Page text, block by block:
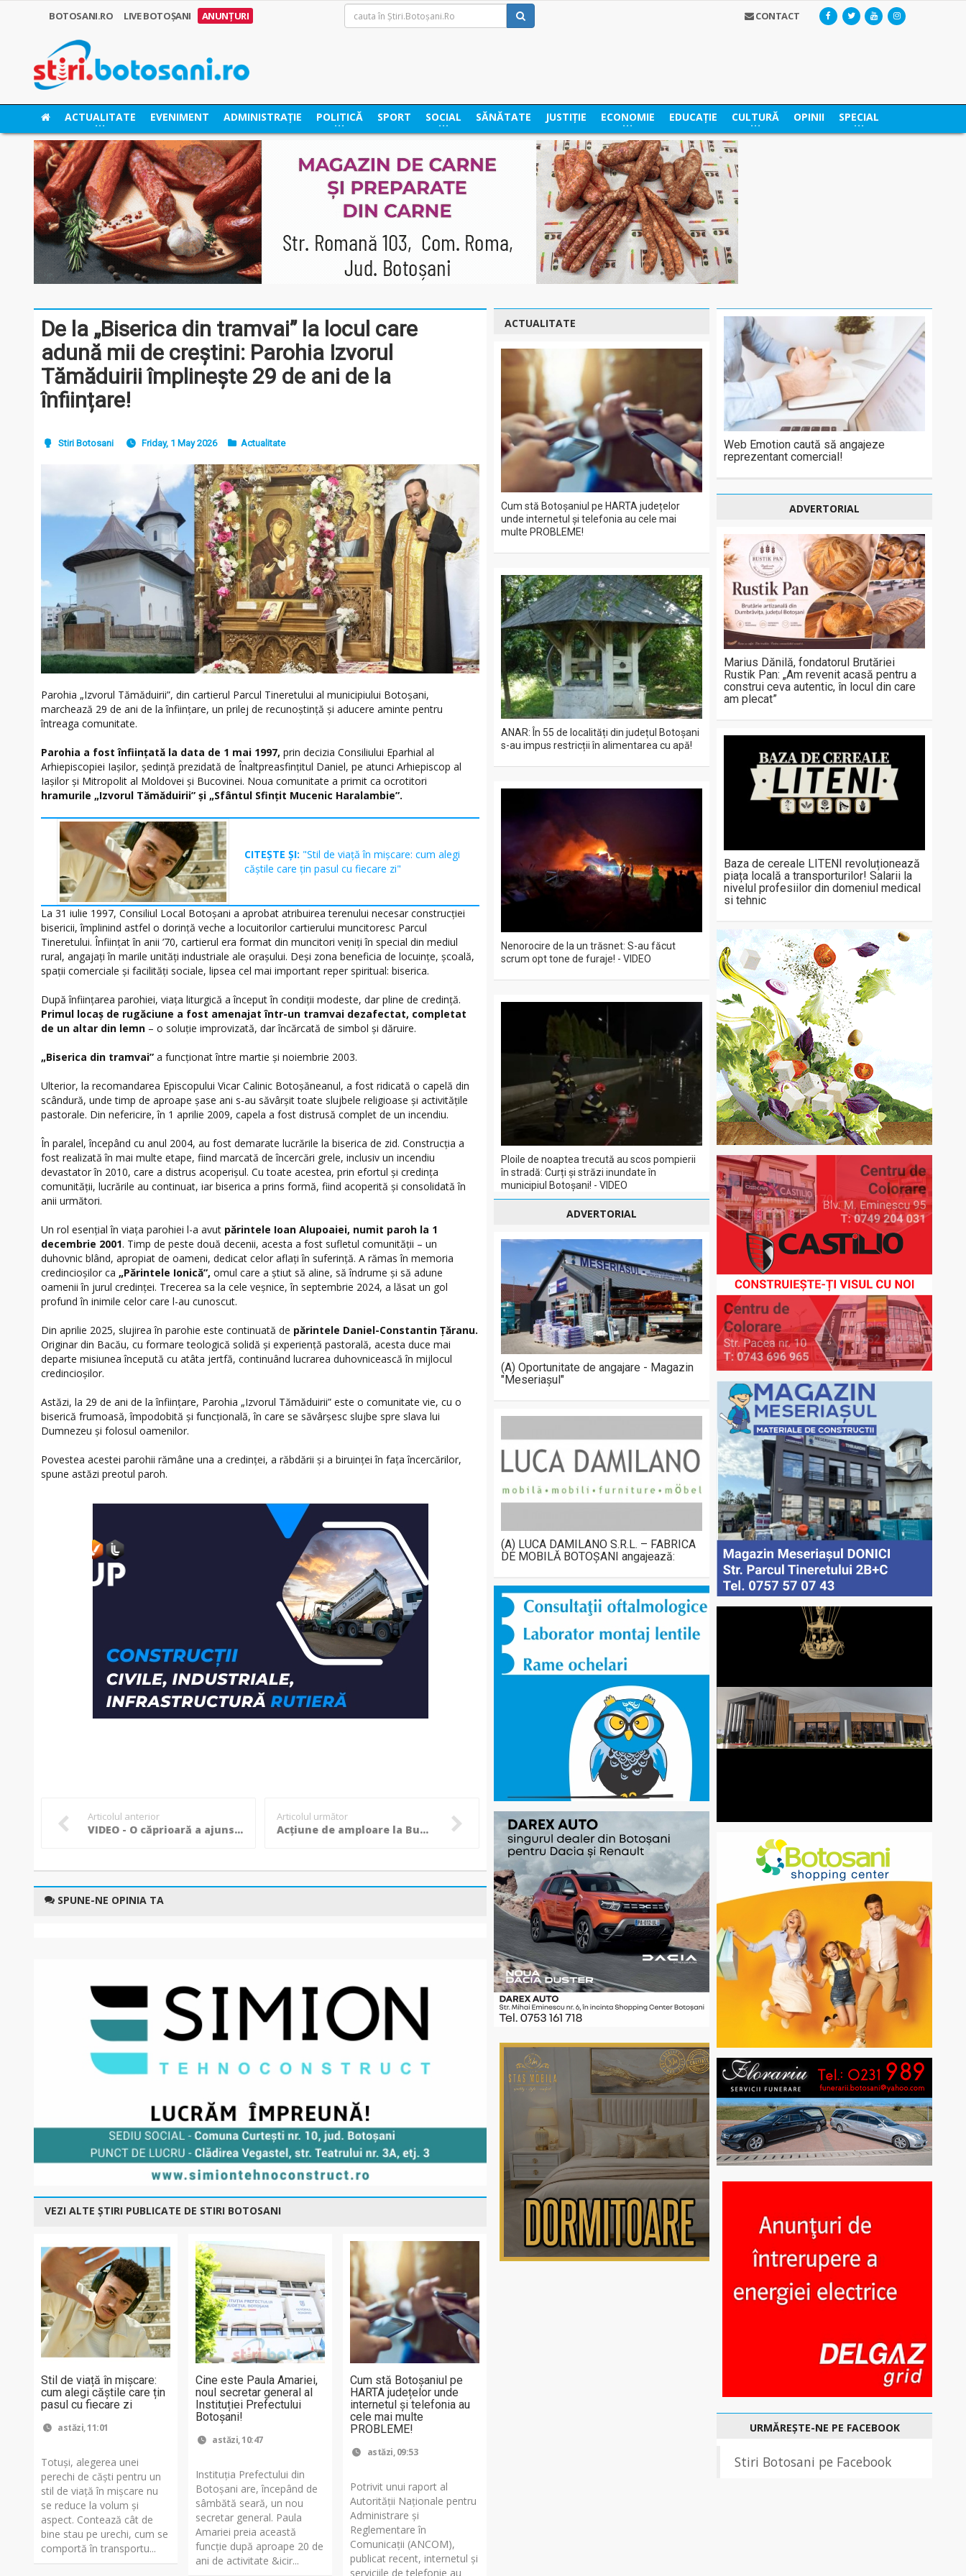
BOTOSANI.RO LIVE BOTOȘANI ANUNȚURI CONTACT
ACTUALITATE EVENIMENT ADMINISTRAȚIE POLITICĂ SPORT SOCIAL SĂNĂTATE JUSTIȚIE ECONOMIE EDUCAȚIE CULTURĂ OPINII SPECIAL
De la „Biserica din tramvai” la locul care
adună mii de creștini: Parohia Izvorul
Tămăduirii împlinește 29 de ani de la
înființare!
Stiri Botosani Friday, 1 May 2026 Actualitate
Parohia „Izvorul Tămăduirii”, din cartierul Parcul Tineretului al municipiului Botoșani,
marchează 29 de ani de la înființare, un prilej de recunoștință și aducere aminte pentru
întreaga comunitate.
Parohia a fost înființată la data de 1 mai 1997, prin decizia Consiliului Eparhial al
Arhiepiscopiei Iașilor, ședință prezidată de Înaltpreasfințitul Daniel, pe atunci Arhiepiscop al
Iașilor și Mitropolit al Moldovei și Bucovinei. Noua comunitate a primit ca ocrotitori
hramurile „Izvorul Tămăduirii” și „Sfântul Sfințit Mucenic Haralambie”.
CITEȘTE ȘI: "Stil de viață în mișcare: cum alegi
căștile care țin pasul cu fiecare zi"
La 31 iulie 1997, Consiliul Local Botoșani a aprobat atribuirea terenului necesar construcției
bisericii, împlinind astfel o dorință veche a locuitorilor cartierului muncitoresc Parcul
Tineretului. Înființat în anii ’70, cartierul era format din muncitori veniți în special din mediul
rural, angajați în marile unități industriale ale orașului. Deși zona beneficia de locuințe, școală,
spații comerciale și facilități sociale, lipsea cel mai important reper spiritual: biserica.
După înființarea parohiei, viața liturgică a început în condiții modeste, dar pline de credință.
Primul locaș de rugăciune a fost amenajat într-un tramvai dezafectat, completat
de un altar din lemn – o soluție improvizată, dar încărcată de simbol și dăruire.
„Biserica din tramvai” a funcționat între martie și noiembrie 2003.
Ulterior, la recomandarea Episcopului Vicar Calinic Botoșăneanul, a fost ridicată o capelă din
scândură, unde timp de aproape șase ani s-au săvârșit toate slujbele religioase și activitățile
pastorale. Din nefericire, în 1 aprilie 2009, capela a fost distrusă complet de un incendiu.
În paralel, începând cu anul 2004, au fost demarate lucrările la biserica de zid. Construcția a
fost realizată în mai multe etape, fiind marcată de încercări grele, inclusiv un incendiu
devastator în 2010, care a distrus acoperișul. Cu toate acestea, prin efortul și credința
comunității, lucrările au continuat, iar biserica a prins formă, fiind acoperită și consolidată în
anii următori.
Un rol esențial în viața parohiei l-a avut părintele Ioan Alupoaiei, numit paroh la 1
decembrie 2001. Timp de peste două decenii, acesta a fost sufletul comunității – un
duhovnic blând, apropiat de oameni, dedicat celor aflați în suferință. A rămas în memoria
credincioșilor ca „Părintele Ionică”, omul care a știut să aline, să îndrume și să adune
oamenii în jurul credinței. Trecerea sa la cele veșnice, în septembrie 2024, a lăsat un gol
profund în inimile celor care l-au cunoscut.
Din aprilie 2025, slujirea în parohie este continuată de părintele Daniel-Constantin Țăranu.
Originar din Bacău, cu formare teologică solidă și experiență pastorală, acesta duce mai
departe misiunea începută cu atâta jertfă, continuând lucrarea duhovnicească în mijlocul
credincioșilor.
Astăzi, la 29 de ani de la înființare, Parohia „Izvorul Tămăduirii” este o comunitate vie, cu o
biserică frumoasă, împodobită și funcțională, în care se săvârșesc slujbe spre slava lui
Dumnezeu și folosul oamenilor.
Povestea acestei parohii rămâne una a credinței, a răbdării și a biruinței în fața încercărilor,
spune astăzi preotul paroh.
Articolul anterior
VIDEO - O căprioară a ajuns în municipiul Botoșani, jandarmii și un pompier au ajutat-o să se întoarcă în pădure!
Articolul următor
Acțiune de amploare la Bucecea pentru prevenirea braconajului piscicol, pescari amendați! (Foto)
SPUNE-NE OPINIA TA
VEZI ALTE ȘTIRI PUBLICATE DE STIRI BOTOSANI
Stil de viață în mișcare:
cum alegi căștile care țin
pasul cu fiecare zi
astăzi, 11:01
Totuși, alegerea unei
perechi de căști pentru un
stil de viață în mișcare nu
se reduce la volum și
aspect. Contează cât de
bine stau pe urechi, cum se
comportă în transportu...
Cine este Paula Amariei,
noul secretar general al
Instituției Prefectului
Botoșani!
astăzi, 10:47
Instituția Prefectului din
Botoșani are, începând de
sâmbătă seară, un nou
secretar general. Paula
Amariei preia această
funcție după aproape 20 de
ani de activitate &icir...
Cum stă Botoșaniul pe
HARTA județelor unde
internetul și telefonia au
cele mai multe
PROBLEME!
astăzi, 09:53
Potrivit unui raport al
Autorității Naționale pentru
Administrare și
Reglementare în
Comunicații (ANCOM),
publicat recent, internetul și
serviciile de telefonie au
ACTUALITATE
Cum stă Botoșaniul pe HARTA județelor
unde internetul și telefonia au cele mai
multe PROBLEME!
ANAR: În 55 de localități din județul Botoșani
s-au impus restricții în alimentarea cu apă!
Nenorocire de la un trăsnet: S-au făcut
scrum opt tone de furaje! - VIDEO
Ploile de noaptea trecută au scos pompierii
în stradă: Curți și străzi inundate în
municipiul Botoșani! - VIDEO
ADVERTORIAL
(A) Oportunitate de angajare - Magazin
"Meseriașul"
(A) LUCA DAMILANO S.R.L. – FABRICA
DE MOBILĂ BOTOȘANI angajează:
Web Emotion caută să angajeze
reprezentant comercial!
ADVERTORIAL
Marius Dănilă, fondatorul Brutăriei
Rustik Pan: „Am revenit acasă pentru a
construi ceva autentic, în locul din care
am plecat”
Baza de cereale LITENI revoluționează
piața locală a transporturilor! Salarii la
nivelul profesiilor din domeniul medical
si tehnic
URMĂREȘTE-NE PE FACEBOOK
Stiri Botosani pe Facebook